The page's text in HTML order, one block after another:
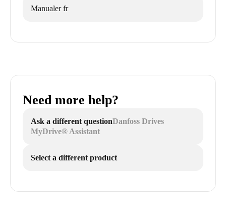
Manualer fr
Need more help?
Ask a different questionDanfoss Drives
MyDrive® Assistant
Select a different product